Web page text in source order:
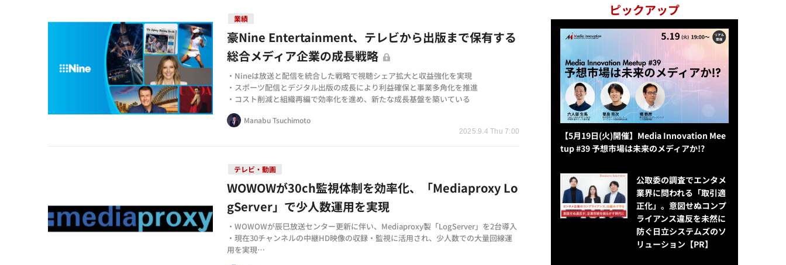
業績
2025.9.4 Thu 7:00
豪Nine Entertainment、テレビから出版まで保有する
総合メディア企業の成長戦略
・Nineは放送と配信を統合した戦略で視聴シェア拡大と収益強化を実現
・スポーツ配信とデジタル出版の成長により利益確保と事業多角化を推進
・コスト削減と組織再編で効率化を進め、新たな成長基盤を築いている
Manabu Tsuchimoto
テレビ・動画
WOWOWが30ch監視体制を効率化、「Mediaproxy Lo
gServer」で少人数運用を実現
・WOWOWが辰巳放送センター更新に伴い、Mediaproxy製「LogServer」を2台導入
・現在30チャンネルの中継HD映像の収録・監視に活用され、少人数での大量回線運
用を実現
ピックアップ
【5月19日(火)開催】Media Innovation Mee
tup #39 予想市場は未来のメディアか!?
公​​取委の調査でエンタメ
業界に問われる「取引適
正化」。意図せぬコンプ
ライアンス違反を未然に
防ぐ日立システムズのソ
リューション​【PR】